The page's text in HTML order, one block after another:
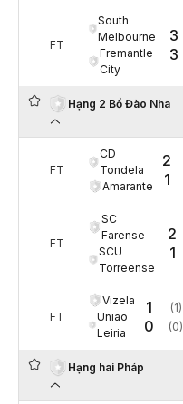
FT
South
Melbourne
Fremantle
City
3
3
Hạng 2 Bồ Đào Nha
FT
CD
Tondela
Amarante
2
1
FT
SC
Farense
SCU
Torreense
2
1
FT
Vizela
Uniao
Leiria
1
0
(1)
(0)
Hạng hai Pháp